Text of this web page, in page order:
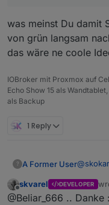
was meinst Du damit
von grün langsam
das wäre ne coole
IOBroker mit Proxmox auf
Echo Show 15 als
als Backup
1 Reply
? A Former User@
macht.
Die
so
Offline
skvarel DEVELOPER
@Beliar_666 .. Danke